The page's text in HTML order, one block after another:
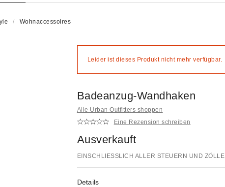
Wohnaccessoires
Leider ist dieses Produkt nicht mehr verfügbar.
Badeanzug-Wandhaken
Alle Urban Outfitters shoppen
Eine Rezension schreiben
Ausverkauft
EINSCHLIESSLICH ALLER STEUERN UND ZÖLLE
Details